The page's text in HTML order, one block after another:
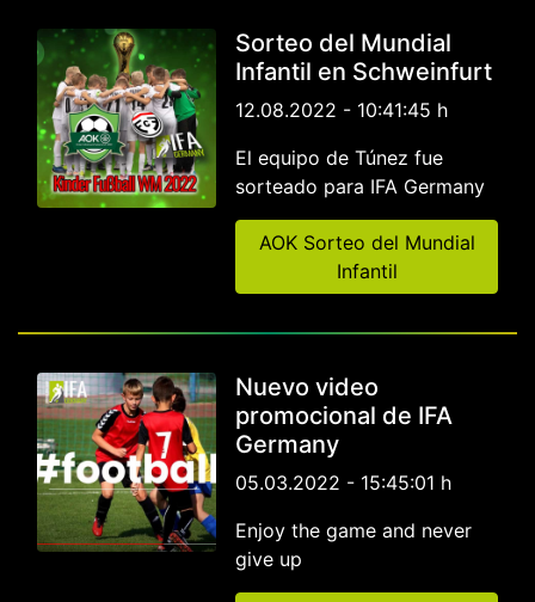
Sorteo del Mundial
Infantil en Schweinfurt
12.08.2022 - 10:41:45 h
El equipo de Túnez fue
sorteado para IFA Germany
AOK Sorteo del Mundial
Infantil
Nuevo video
promocional de IFA
Germany
05.03.2022 - 15:45:01 h
Enjoy the game and never
give up